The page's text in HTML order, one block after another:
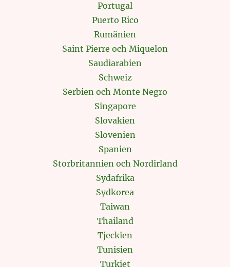
Portugal
Puerto Rico
Rumänien
Saint Pierre och Miquelon
Saudiarabien
Schweiz
Serbien och Monte Negro
Singapore
Slovakien
Slovenien
Spanien
Storbritannien och Nordirland
Sydafrika
Sydkorea
Taiwan
Thailand
Tjeckien
Tunisien
Turkiet